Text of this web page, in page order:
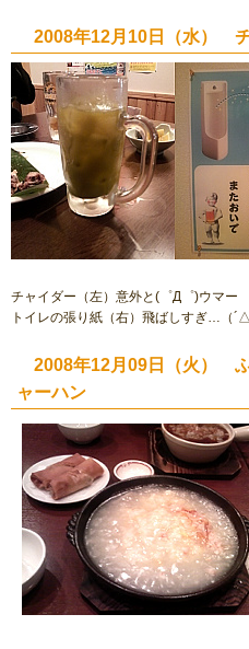
2008年12月10日（水）
チャイダー（左）意外と(゜Д゜)ウマー
トイレの張り紙（右）飛ばしすぎ…（´△
2008年12月09日（火）
ャーハン